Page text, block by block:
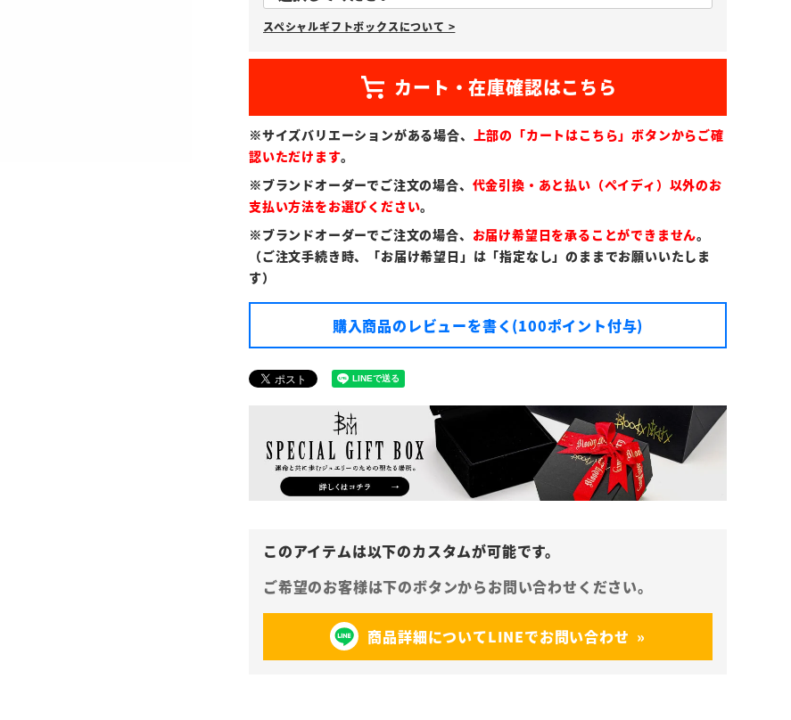
必
スペシャルギフトボックスについて >
※サイズバリエーションがある場合、
上部の「カートはこちら」ボタンからご確
認いただけます。
※ブランドオーダーでご注文の場合、 代金引換・あと払い（ペイディ）以外のお
支払い方法をお選びください。
※ブランドオーダーでご注文の場合、 お届け希望日を承ることができません。
（ご注文手続き時、「お届け希望日」は「指定なし」のままでお願いいたしま
す）
購入商品のレビューを書く(100ポイント付与)
商品詳細についてLINEでお問い合わせ